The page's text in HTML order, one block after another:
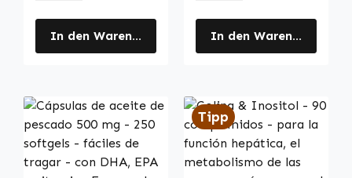
In den Warenkorb In den Warenkorb
Tipp